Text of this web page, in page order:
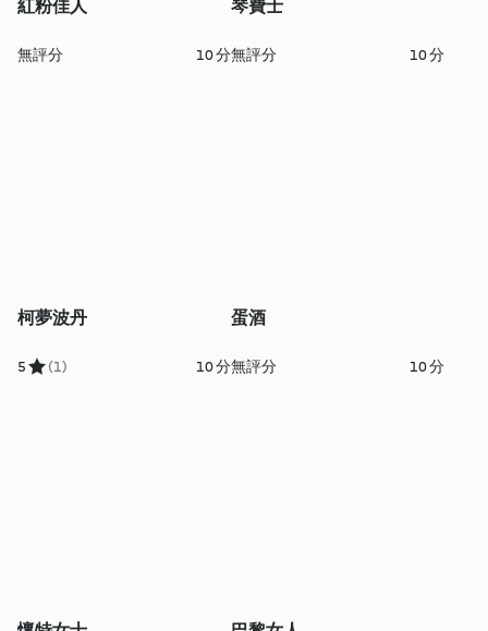
紅粉佳人
無評分 10 分
琴費士
無評分 10 分
柯夢波丹
5 (1) 10 分
蛋酒
無評分 10 分